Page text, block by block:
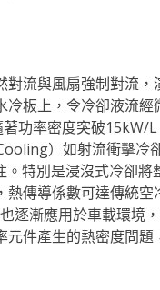
流與風扇強制對流
冷板上，令冷卻液流
功率密度突破15kW/
）如射流衝擊冷
特別是浸沒式冷卻
傳導係數可達傳統
逐漸應用於車載環境
件產生的熱密度問